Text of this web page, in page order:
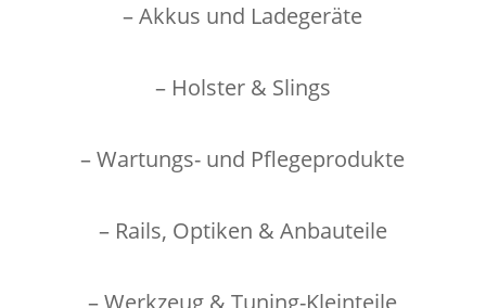
– Akkus und Ladegeräte
– Holster & Slings
– Wartungs- und Pflegeprodukte
– Rails, Optiken & Anbauteile
– Werkzeug & Tuning-Kleinteile